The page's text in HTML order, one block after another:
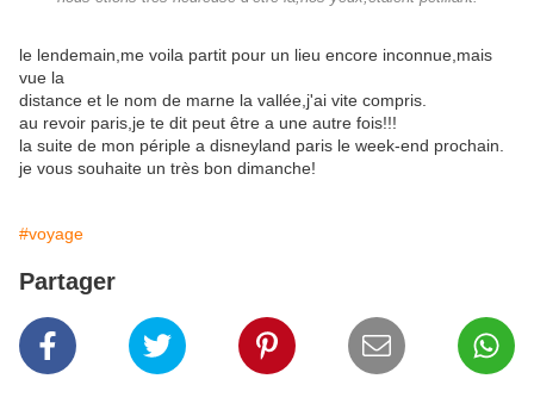
le lendemain,me voila partit pour un lieu encore inconnue,mais
vue la
distance et le nom de marne la vallée,j'ai vite compris.
au revoir paris,je te dit peut être a une autre fois!!!
la suite de mon périple a disneyland paris le week-end prochain.
je vous souhaite un très bon dimanche!
#voyage
Partager